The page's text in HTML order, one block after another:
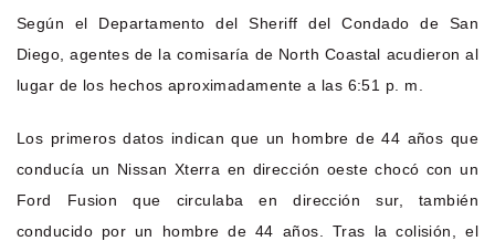
Según el Departamento del Sheriff del Condado de San
Diego, agentes de la comisaría de North Coastal acudieron al
lugar de los hechos aproximadamente a las 6:51 p. m.
Los primeros datos indican que un hombre de 44 años que
conducía un Nissan Xterra en dirección oeste chocó con un
Ford Fusion que circulaba en dirección sur, también
conducido por un hombre de 44 años. Tras la colisión, el